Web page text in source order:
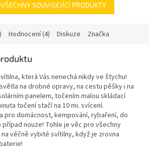
SOUVISEJÍCÍ PRODUKTY
Hodnocení (4) Diskuze Značka
která Vás nenechá nikdy ve štychu!
na drobné opravy, na cestu pěšky i na
panelem, točením malou skládací
točení stačí na 10 mi. svícení.
pro domácnost, kempování, rybaření, do
nouze! Tohle je věc pro všechny
věčně vybité svítilny, když je zrovna